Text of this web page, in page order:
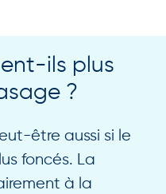
ils plus
?
être aussi si le
foncés. La
à la